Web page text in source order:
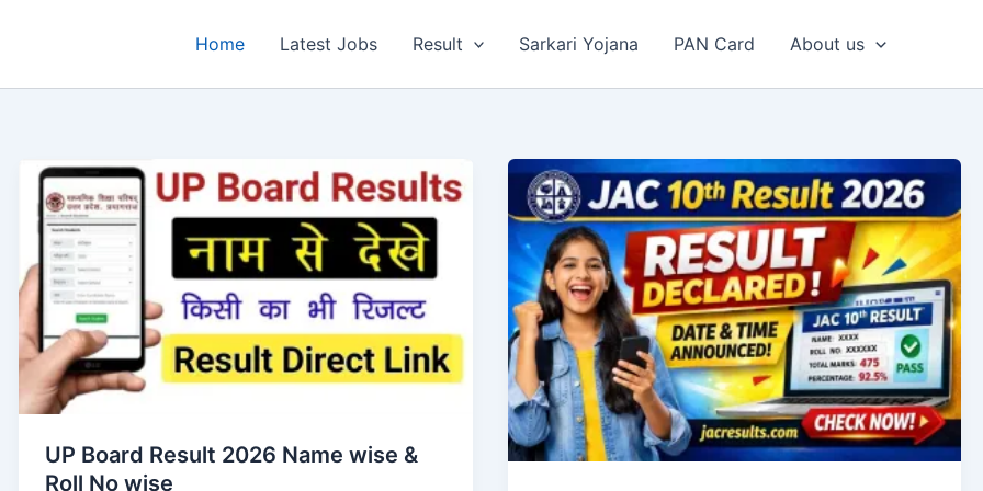
Home Latest Jobs Result Sarkari Yojana PAN Card About us
UP Board Result 2026 Name wise &
Roll No wise